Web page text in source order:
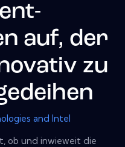
auf, der
zu
and Intel
ob und inwieweit die